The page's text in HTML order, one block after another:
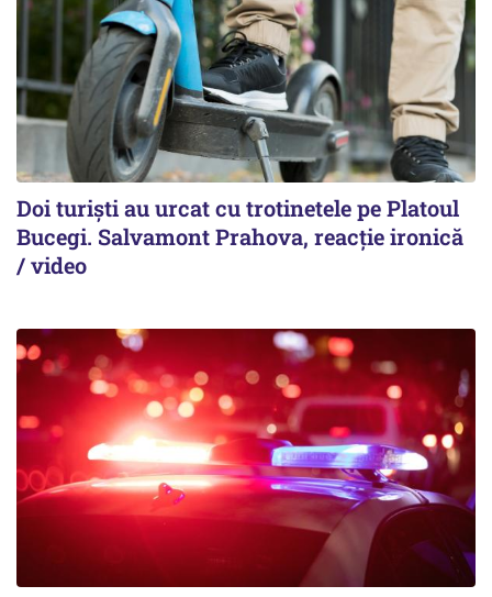
Doi turiști au urcat cu trotinetele pe Platoul
Bucegi. Salvamont Prahova, reacție ironică
/ video